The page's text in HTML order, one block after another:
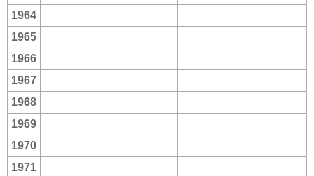
1964
1965
1966
1967
1968
1969
1970
1971